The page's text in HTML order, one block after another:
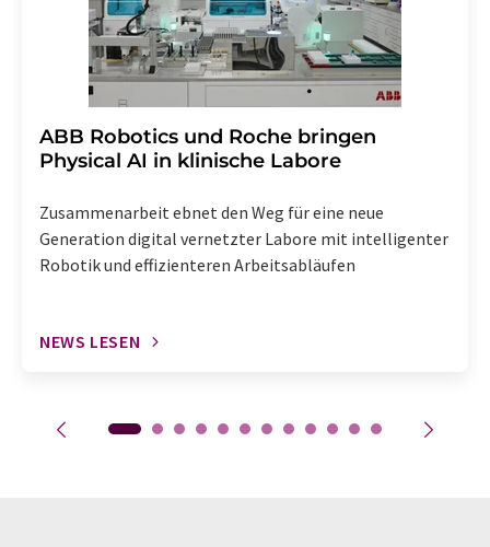
​​​​​​​ABB Robotics und Roche bringen
Physical AI in klinische Labore
Zusammenarbeit ebnet den Weg für eine neue
Generation digital vernetzter Labore mit intelligenter
Robotik und effizienteren Arbeitsabläufen
NEWS LESEN